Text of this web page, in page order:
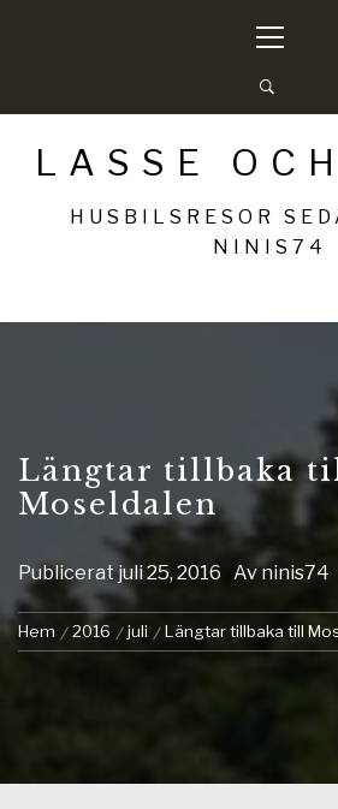
meny
LASSE
HUSBILSRESOR
NINIS74
Längtar tillbaka
Moseldalen
Publiceratjuli 25, 2016 Avninis74
Hem 2016 juli Längtar tillbaka till